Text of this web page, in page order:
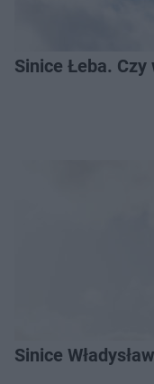
Sinice Łeba.
Sinice